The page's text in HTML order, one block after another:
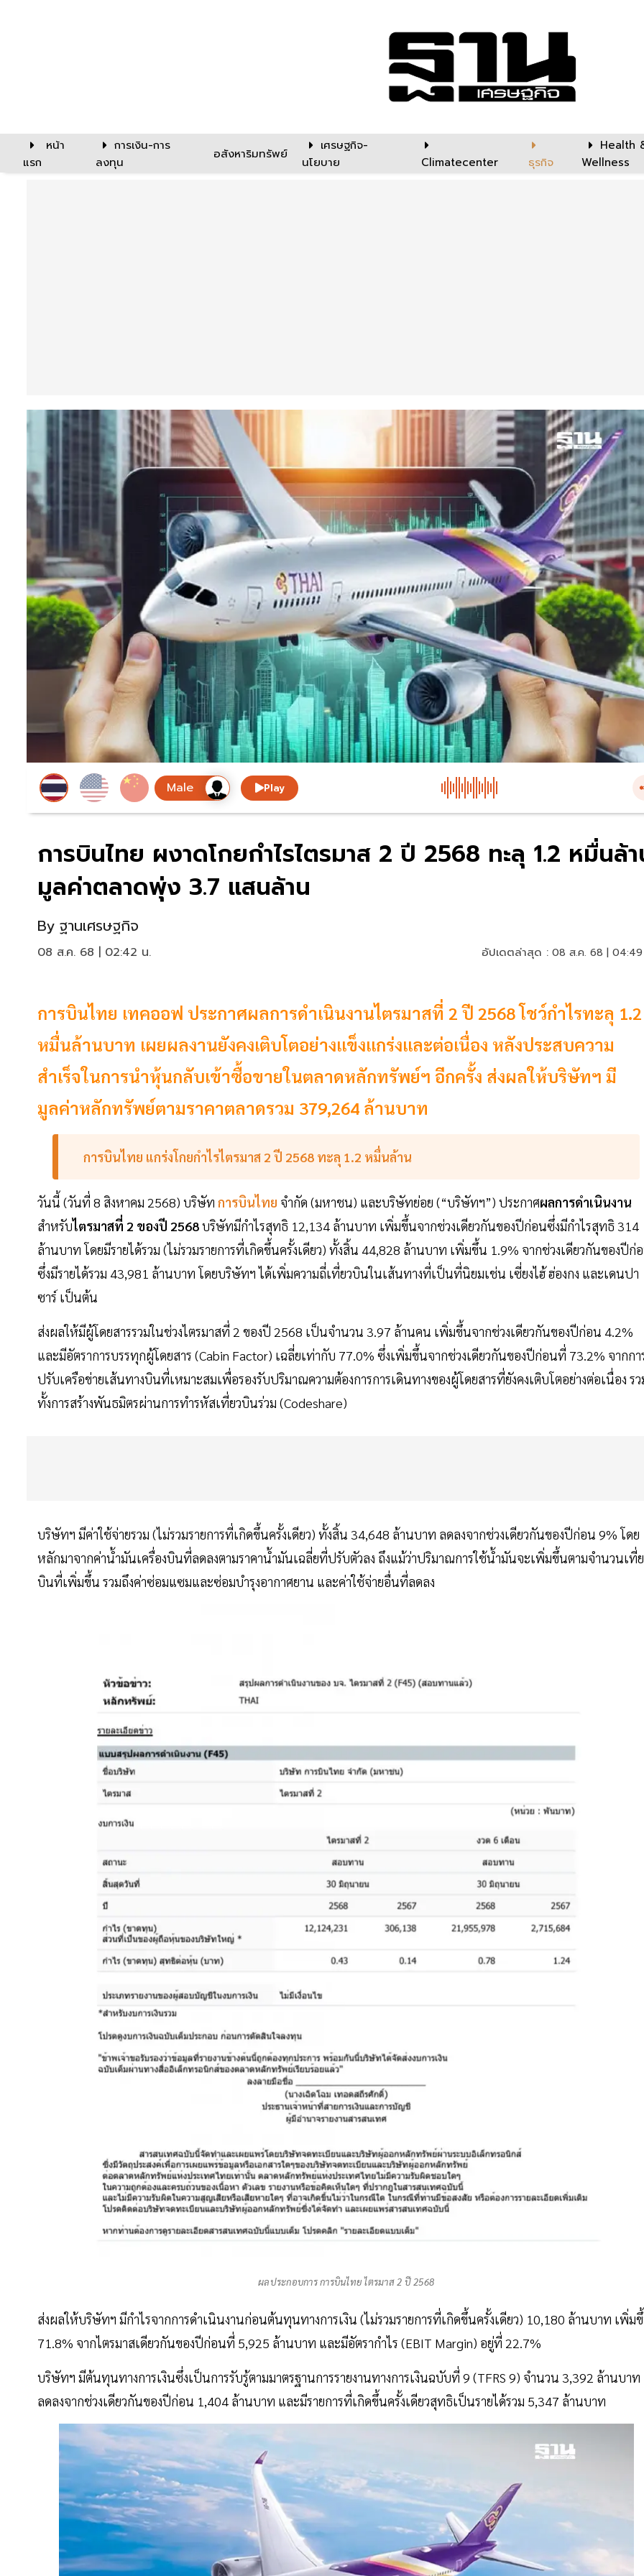
หน้า
แรก
การเงิน-การ
ลงทุน
อสังหาริมทรัพย์
เศรษฐกิจ-
นโยบาย
Climatecenter ธุรกิจ
Health
Wellness
Play
การบินไทย ผงาดโกยกำไรไตรมาส 2 ปี 2568 ทะลุ 1.2 หมื่นล้
มูลค่าตลาดพุ่ง 3.7 แสนล้าน
By ฐานเศรษฐกิจ
08 ส.ค. 68 | 02:42 น. อัปเดตล่าสุด : 08 ส.ค. 68 |
การบินไทย เทคออฟ ประกาศผลการดำเนินงานไตรมาสที่ 2 ปี 2568 โชว์กำไรทะลุ 1.2
หมื่นล้านบาท เผยผลงานยังคงเติบโตอย่างแข็งแกร่งและต่อเนื่อง หลังประสบความ
สำเร็จในการนำหุ้นกลับเข้าซื้อขายในตลาดหลักทรัพย์ฯ อีกครั้ง ส่งผลให้บริษัทฯ มี
มูลค่าหลักทรัพย์ตามราคาตลาดรวม 379,264 ล้านบาท
การบินไทย แกร่งโกยกำไรไตรมาส 2 ปี 2568 ทะลุ 1.2 หมื่นล้าน
วันนี้ (วันที่ 8 สิงหาคม 2568) บริษัท การบินไทย จำกัด (มหาชน) และบริษัทย่อย (“บริษัทฯ”) ประกาศผลการดำเนินงาน
สำหรับไตรมาสที่ 2 ของปี 2568บริษัทมีกำไรสุทธิ 12,134 ล้านบาท เพิ่มขึ้นจากช่วงเดียวกันของปีก่อนซึ่งมีกำไรสุทธิ 314
ล้านบาท โดยมีรายได้รวม (ไม่รวมรายการที่เกิดขึ้นครั้งเดียว) ทั้งสิ้น 44,828 ล้านบาท เพิ่มขึ้น 1.9% จากช่วงเดียวกันของปีก่
ซึ่งมีรายได้รวม 43,981 ล้านบาท โดยบริษัทฯ ได้เพิ่มความถี่เที่ยวบินในเส้นทางที่เป็นที่นิยมเช่น เซี่ยงไฮ้ ฮ่องกง และเดนปา
ซาร์ เป็นต้น
ส่งผลให้มีผู้โดยสารรวมในช่วงไตรมาสที่ 2 ของปี 2568 เป็นจำนวน 3.97 ล้านคน เพิ่มขึ้นจากช่วงเดียวกันของปีก่อน 4.2%
และมีอัตราการบรรทุกผู้โดยสาร (Cabin Factor) เฉลี่ยเท่ากับ 77.0% ซึ่งเพิ่มขึ้นจากช่วงเดียวกันของปีก่อนที่ 73.2% จากกา
ปรับเครือข่ายเส้นทางบินที่เหมาะสมเพื่อรองรับปริมาณความต้องการการเดินทางของผู้โดยสารที่ยังคงเติบโตอย่างต่อเนื่อง ร
ทั้งการสร้างพันธมิตรผ่านการทำรหัสเที่ยวบินร่วม (Codeshare)
บริษัทฯ มีค่าใช้จ่ายรวม (ไม่รวมรายการที่เกิดขึ้นครั้งเดียว) ทั้งสิ้น 34,648 ล้านบาท ลดลงจากช่วงเดียวกันของปีก่อน 9% โดย
หลักมาจากค่าน้ำมันเครื่องบินที่ลดลงตามราคาน้ำมันเฉลี่ยที่ปรับตัวลง ถึงแม้ว่าปริมาณการใช้น้ำมันจะเพิ่มขึ้นตามจำนวนเที่
บินที่เพิ่มขึ้น รวมถึงค่าซ่อมแซมและซ่อมบำรุงอากาศยาน และค่าใช้จ่ายอื่นที่ลดลง
ผลประกอบการ การบินไทย ไตรมาส 2 ปี 2568
ส่งผลให้บริษัทฯ มีกำไรจากการดำเนินงานก่อนต้นทุนทางการเงิน (ไม่รวมรายการที่เกิดขึ้นครั้งเดียว) 10,180 ล้านบาท เพิ่ม
71.8% จากไตรมาสเดียวกันของปีก่อนที่ 5,925 ล้านบาท และมีอัตรากำไร (EBIT Margin) อยู่ที่ 22.7%
บริษัทฯ มีต้นทุนทางการเงินซึ่งเป็นการรับรู้ตามมาตรฐานการรายงานทางการเงินฉบับที่ 9 (TFRS 9) จำนวน 3,392 ล้านบาท
ลดลงจากช่วงเดียวกันของปีก่อน 1,404 ล้านบาท และมีรายการที่เกิดขึ้นครั้งเดียวสุทธิเป็นรายได้รวม 5,347 ล้านบาท